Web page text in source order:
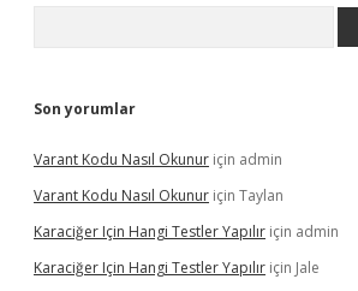
Son yorumlar
Varant Kodu Nasıl Okunur için admin
Varant Kodu Nasıl Okunur için Taylan
Karaciğer Için Hangi Testler Yapılır için admin
Karaciğer Için Hangi Testler Yapılır için Jale